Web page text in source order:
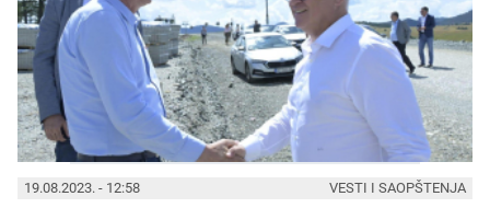
19.08.2023. - 12:58 VESTI I SAOPŠTENJA